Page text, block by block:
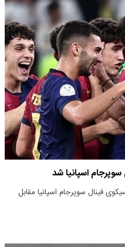
سوپرجام اسپانیا شد
فینال سوپرجام اسپانیا مقابل